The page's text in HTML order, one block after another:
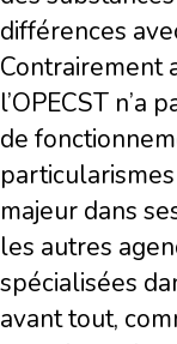
différences
Contrairement
l’OPECST n’a
de
majeur dans
les autres
spécialisées
avant tout,